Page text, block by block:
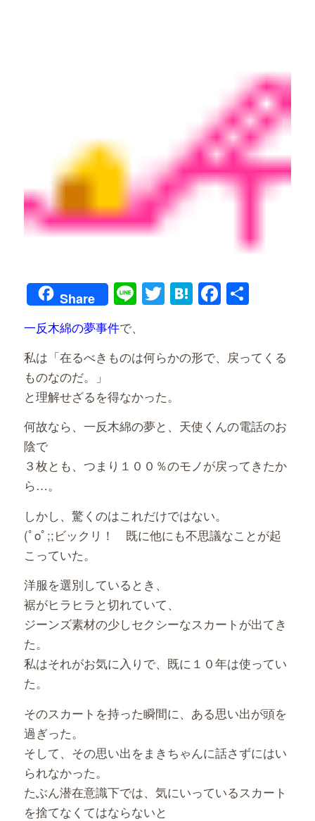
Share LineTwitter
Hatena共
一反木綿の夢事件で、
私は「在るべきものは何らかの形で、戻ってくる
ものなのだ。」
と理解せざるを得なかった。
何故なら、一反木綿の夢と、天使くんの電話のお
陰で
３枚とも、つまり１００％のモノが戻ってきたか
ら…。
しかし、驚くのはこれだけではない。
(ﾟoﾟ;;ビックリ！ 既に他にも不思議なことが起
こっていた。
洋服を選別しているとき、
裾がヒラヒラと切れていて、
ジーンズ素材の少しセクシーなスカートが出てき
た。
私はそれがお気に入りで、既に１０年は使ってい
た。
そのスカートを持った瞬間に、ある思い出が頭を
過ぎった。
そして、その思い出をまきちゃんに話さずにはい
られなかった。
たぶん潜在意識下では、気にいっているスカート
を捨てなくてはならないと